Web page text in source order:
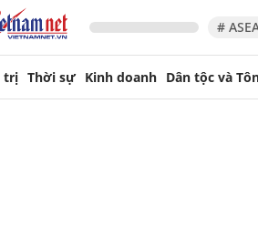
#
trị Thời sự Kinh doanh Dân tộc và